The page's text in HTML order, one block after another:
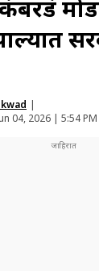
|
04, 2026 | 5:54 PM